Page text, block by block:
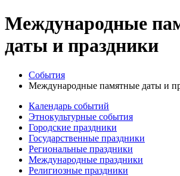
Международные
даты и праздники
События
Международные памятные даты и
Календарь событий
Этнокультурные события
Городские праздники
Государственные праздники
Региональные праздники
Международные праздники
Религиозные праздники